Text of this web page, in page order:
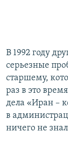
В 1992 году
серьезные
старшему,
раз в это
дела «Иран –
в
ничего не